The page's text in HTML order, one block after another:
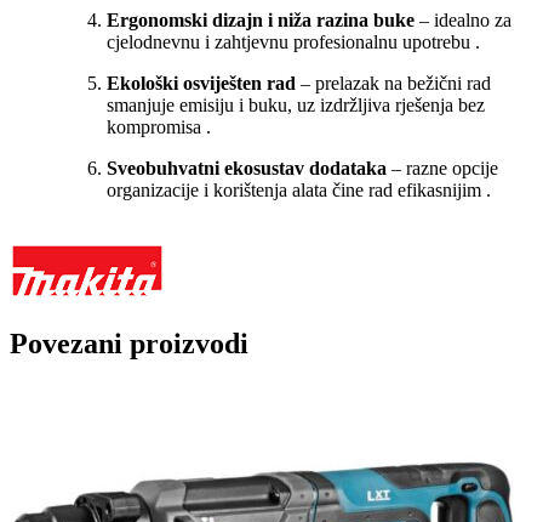
Ergonomski dizajn i niža razina buke – idealno za
cjelodnevnu i zahtjevnu profesionalnu upotrebu .
Ekološki osviješten rad – prelazak na bežični rad
smanjuje emisiju i buku, uz izdržljiva rješenja bez
kompromisa .
Sveobuhvatni ekosustav dodataka – razne opcije
organizacije i korištenja alata čine rad efikasnijim .
Povezani proizvodi